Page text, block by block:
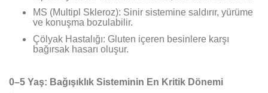
MS (Multipl Skleroz): Sinir sistemine saldırır, yürüme
ve konuşma bozulabilir.
Çölyak Hastalığı: Gluten içeren besinlere karşı
bağırsak hasarı oluşur.
0–5 Yaş: Bağışıklık Sisteminin En Kritik Dönemi